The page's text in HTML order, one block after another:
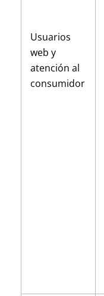
Usuarios
web y
atención al
consumidor